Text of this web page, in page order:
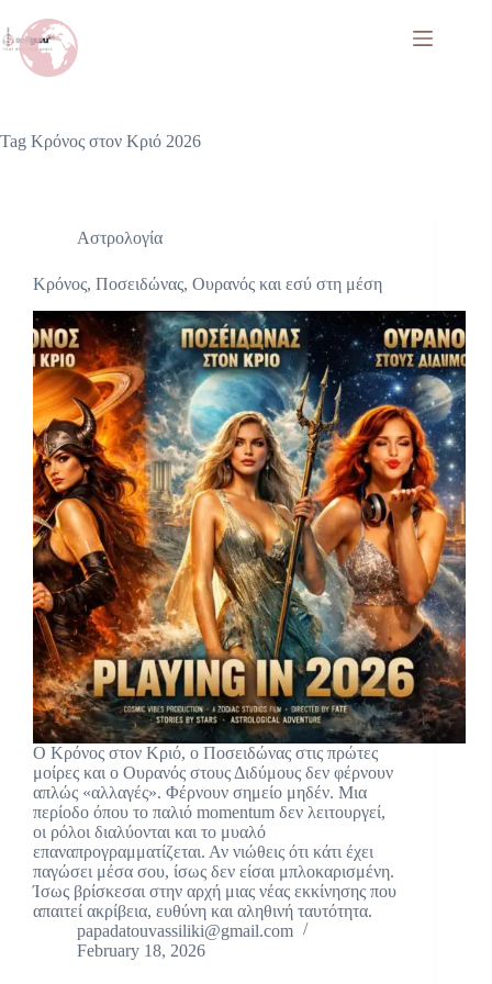
Tag Κρόνος στον Κριό 2026
Αστρολογία
Κρόνος, Ποσειδώνας, Ουρανός και εσύ στη μέση
Ο Κρόνος στον Κριό, ο Ποσειδώνας στις πρώτες
μοίρες και ο Ουρανός στους Διδύμους δεν φέρνουν
απλώς «αλλαγές». Φέρνουν σημείο μηδέν. Μια
περίοδο όπου το παλιό momentum δεν λειτουργεί,
οι ρόλοι διαλύονται και το μυαλό
επαναπρογραμματίζεται. Αν νιώθεις ότι κάτι έχει
παγώσει μέσα σου, ίσως δεν είσαι μπλοκαρισμένη.
Ίσως βρίσκεσαι στην αρχή μιας νέας εκκίνησης που
απαιτεί ακρίβεια, ευθύνη και αληθινή ταυτότητα.
papadatouvassiliki@gmail.com
February 18, 2026